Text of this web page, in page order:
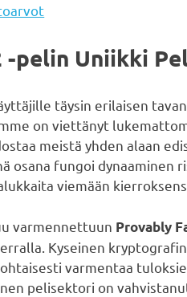
-pelin Uniikki
täysin erilaisen
on viettänyt
meistä yhden alaan
osana fungoi
viemään
varmennettuun Provably
Kyseinen
varmentaa
pelisektori on